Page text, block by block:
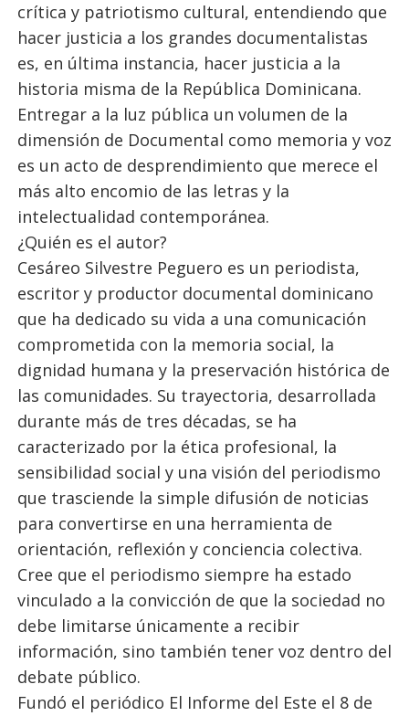
crítica y patriotismo cultural, entendiendo que
hacer justicia a los grandes documentalistas
es, en última instancia, hacer justicia a la
historia misma de la República Dominicana.
Entregar a la luz pública un volumen de la
dimensión de Documental como memoria y voz
es un acto de desprendimiento que merece el
más alto encomio de las letras y la
intelectualidad contemporánea.
¿Quién es el autor?
Cesáreo Silvestre Peguero es un periodista,
escritor y productor documental dominicano
que ha dedicado su vida a una comunicación
comprometida con la memoria social, la
dignidad humana y la preservación histórica de
las comunidades. Su trayectoria, desarrollada
durante más de tres décadas, se ha
caracterizado por la ética profesional, la
sensibilidad social y una visión del periodismo
que trasciende la simple difusión de noticias
para convertirse en una herramienta de
orientación, reflexión y conciencia colectiva.
Cree que el periodismo siempre ha estado
vinculado a la convicción de que la sociedad no
debe limitarse únicamente a recibir
información, sino también tener voz dentro del
debate público.
Fundó el periódico El Informe del Este el 8 de